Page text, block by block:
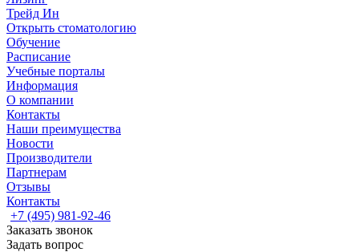
Трейд Ин
Открыть стоматологию
Обучение
Расписание
Учебные порталы
Информация
О компании
Контакты
Наши преимущества
Новости
Производители
Партнерам
Отзывы
Контакты
+7 (495) 981-92-46
Заказать звонок
Задать вопрос